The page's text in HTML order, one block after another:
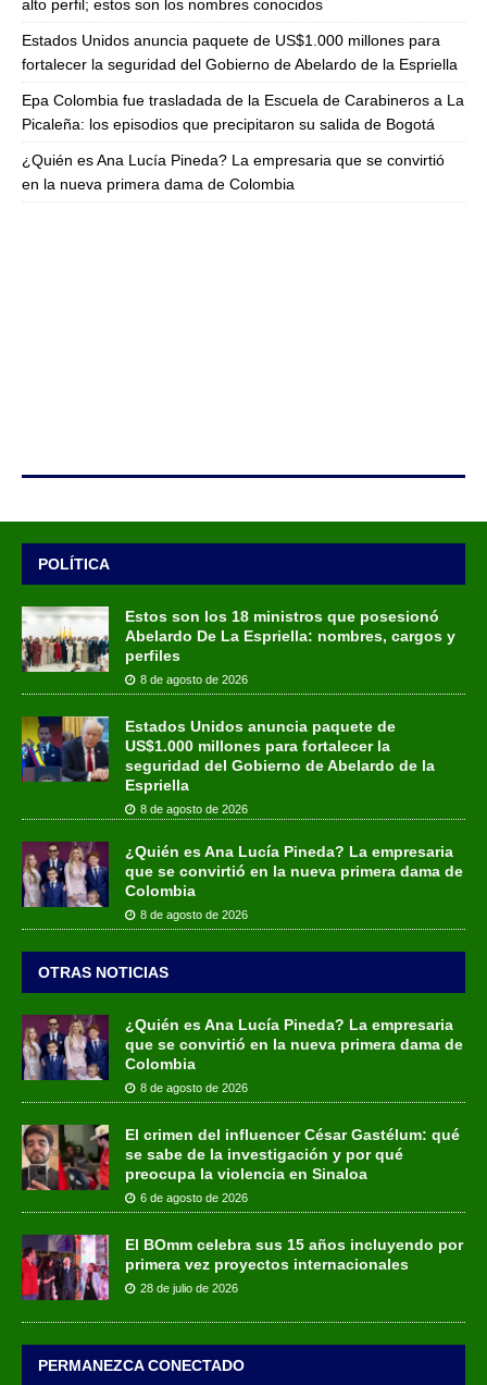
alto perfil; estos son los nombres conocidos
Estados Unidos anuncia paquete de US$1.000 millones para
fortalecer la seguridad del Gobierno de Abelardo de la Espriella
Epa Colombia fue trasladada de la Escuela de Carabineros a La
Picaleña: los episodios que precipitaron su salida de Bogotá
¿Quién es Ana Lucía Pineda? La empresaria que se convirtió
en la nueva primera dama de Colombia
POLÍTICA
Estos son los 18 ministros que posesionó
Abelardo De La Espriella: nombres, cargos y
perfiles
8 de agosto de 2026
Estados Unidos anuncia paquete de
US$1.000 millones para fortalecer la
seguridad del Gobierno de Abelardo de la
Espriella
8 de agosto de 2026
¿Quién es Ana Lucía Pineda? La empresaria
que se convirtió en la nueva primera dama de
Colombia
8 de agosto de 2026
OTRAS NOTICIAS
¿Quién es Ana Lucía Pineda? La empresaria
que se convirtió en la nueva primera dama de
Colombia
8 de agosto de 2026
El crimen del influencer César Gastélum: qué
se sabe de la investigación y por qué
preocupa la violencia en Sinaloa
6 de agosto de 2026
El BOmm celebra sus 15 años incluyendo por
primera vez proyectos internacionales
28 de julio de 2026
PERMANEZCA CONECTADO